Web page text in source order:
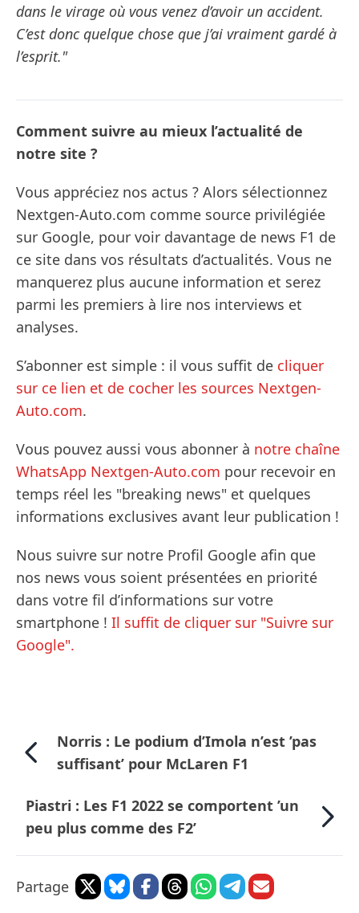
dans le virage où vous venez d’avoir un accident.
C’est donc quelque chose que j’ai vraiment gardé à
l’esprit."
Comment suivre au mieux l’actualité de
notre site ?
Vous appréciez nos actus ? Alors sélectionnez
Nextgen-Auto.com comme source privilégiée
sur Google, pour voir davantage de news F1 de
ce site dans vos résultats d’actualités. Vous ne
manquerez plus aucune information et serez
parmi les premiers à lire nos interviews et
analyses.
S’abonner est simple : il vous suffit de cliquer
sur ce lien et de cocher les sources Nextgen-
Auto.com.
Vous pouvez aussi vous abonner à notre chaîne
WhatsApp Nextgen-Auto.com pour recevoir en
temps réel les "breaking news" et quelques
informations exclusives avant leur publication !
Nous suivre sur notre Profil Google afin que
nos news vous soient présentées en priorité
dans votre fil d’informations sur votre
smartphone ! Il suffit de cliquer sur "Suivre sur
Google".
Norris : Le podium d’Imola n’est ’pas
suffisant’ pour McLaren F1
Piastri : Les F1 2022 se comportent ’un
peu plus comme des F2’
Partage